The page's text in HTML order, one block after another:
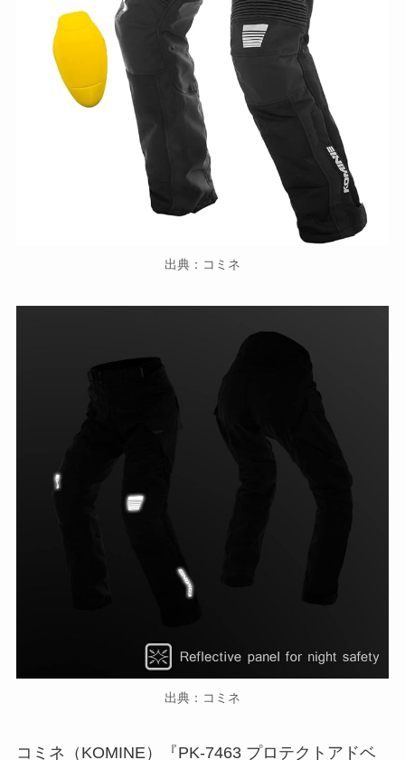
出典：コミネ
出典：コミネ
コミネ（KOMINE）『PK-7463 プロテクトアドベ